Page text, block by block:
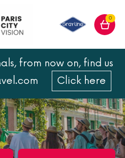
0
from now on, find us
Click here
ロワール渓谷の古城